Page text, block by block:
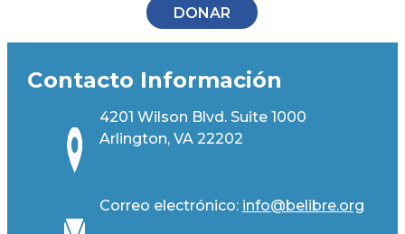
DONAR
Contacto Información
4201 Wilson Blvd. Suite 1000
Arlington, VA 22202
Correo electrónico: info@belibre.org